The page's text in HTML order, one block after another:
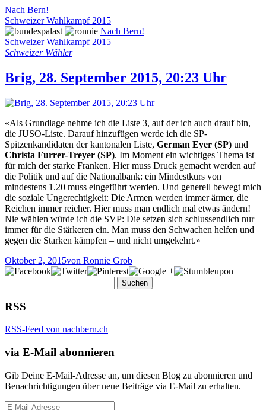
Nach Bern!
Schweizer Wahlkampf 2015
Nach Bern!
Schweizer Wahlkampf 2015
Schweizer Wähler
Brig, 28. September 2015, 20:23 Uhr
«Als Grundlage nehme ich die Liste 3, auf der ich auch drauf bin,
die JUSO-Liste. Darauf hinzufügen werde ich die SP-
Spitzenkandidaten der kantonalen Liste, German Eyer (SP) und
Christa Furrer-Treyer (SP). Im Moment ein wichtiges Thema ist
für mich der starke Franken. Hier muss Druck gemacht werden auf
die Politik und auf die Nationalbank: ein Mindestkurs von
mindestens 1.20 muss eingeführt werden. Und generell bewegt mich
die soziale Ungerechtigkeit: Die Armen werden immer ärmer, die
Reichen immer reicher. Hier muss man endlich mal etwas ändern!
Nie wählen würde ich die SVP: Die setzen sich schlussendlich nur
immer für die Stärkeren ein. Man muss den Schwachen helfen und
gegen die Starken kämpfen – und nicht umgekehrt.»
Oktober 2, 2015von Ronnie Grob
nach:
RSS
RSS-Feed von nachbern.ch
via E-Mail abonnieren
Gib Deine E-Mail-Adresse an, um diesen Blog zu abonnieren und
Benachrichtigungen über neue Beiträge via E-Mail zu erhalten.
E-